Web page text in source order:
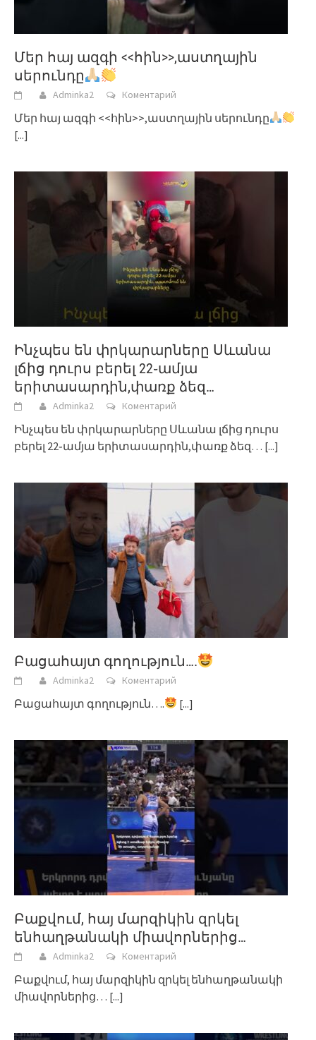
Մեր հայ ազգի <<հին>>,աստղային
սերունդը
Adminka2 Коментарий
Մեր հայ ազգի <<հին>>,աստղային սերունդը
[...]
Ինչպես են փրկարարները Սևանա
լճից դուրս բերել 22֊ամյա
երիտասարդին,փառք ձեզ…
Adminka2 Коментарий
Ինչպես են փրկարարները Սևանա լճից դուրս
բերել 22֊ամյա երիտասարդին,փառք ձեզ… [...]
Բացահայտ գողություն….
Adminka2 Коментарий
Բացահայտ գողություն…. [...]
Բաքվում, հայ մարզիկին զրկել
ենհաղթանակի միավորներից…
Adminka2 Коментарий
Բաքվում, հայ մարզիկին զրկել ենհաղթանակի
միավորներից… [...]